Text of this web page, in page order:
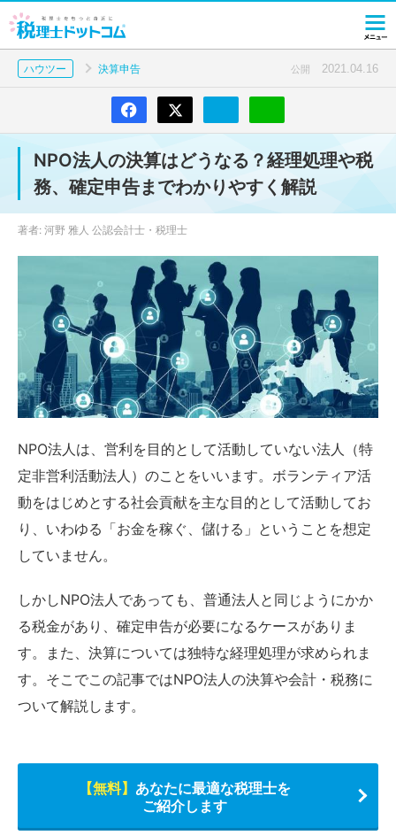
ハウツー 決算申告 公開 2021.04.16
NPO法人の決算はどうなる？経理処理や税
務、確定申告までわかりやすく解説
著者: 河野 雅人 公認会計士・税理士
NPO法人は、営利を目的として活動していない法人（特
定非営利活動法人）のことをいいます。ボランティア活
動をはじめとする社会貢献を主な目的として活動してお
り、いわゆる「お金を稼ぐ、儲ける」ということを想定
していません。
しかしNPO法人であっても、普通法人と同じようにかか
る税金があり、確定申告が必要になるケースがありま
す。また、決算については独特な経理処理が求められま
す。そこでこの記事ではNPO法人の決算や会計・税務に
ついて解説します。
【無料】 あなたに最適な税理士を
ご紹介します